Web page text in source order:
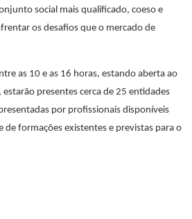
social mais qualificado, coeso e
os desafios que o mercado de
as 10 e as 16 horas, estando aberta ao
presentes cerca de 25 entidades
por profissionais disponíveis
de formações existentes e previstas para o